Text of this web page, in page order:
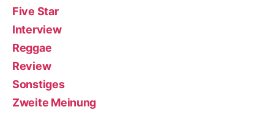
Five Star
Interview
Reggae
Review
Sonstiges
Zweite Meinung